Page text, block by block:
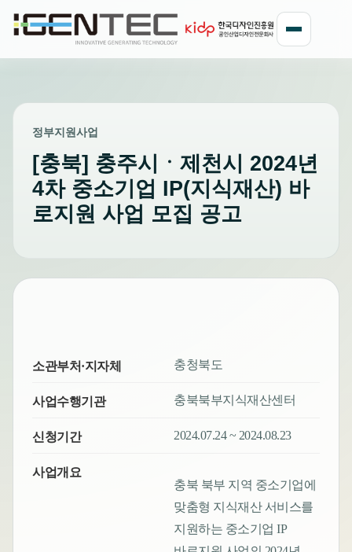
정부지원사업
[충북] 충주시ㆍ제천시 2024년
4차 중소기업 IP(지식재산) 바
로지원 사업 모집 공고
소관부처·지자체 충청북도
사업수행기관 충북북부지식재산센터
신청기간 2024.07.24 ~ 2024.08.23
사업개요
충북 북부 지역 중소기업에
맞춤형 지식재산 서비스를
지원하는 중소기업 IP